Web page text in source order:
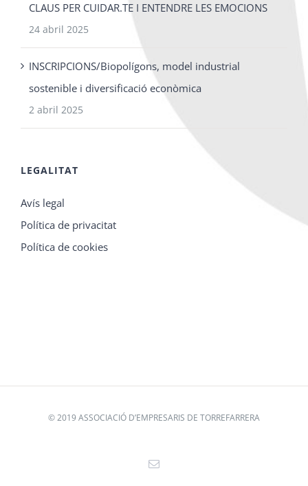
CLAUS PER CUIDAR.TE I ENTENDRE LES EMOCIONS
24 abril 2025
INSCRIPCIONS/Biopolígons, model industrial
sostenible i diversificació econòmica
2 abril 2025
LEGALITAT
Avís legal
Política de privacitat
Política de cookies
© 2019 ASSOCIACIÓ D’EMPRESARIS DE TORREFARRERA
Email